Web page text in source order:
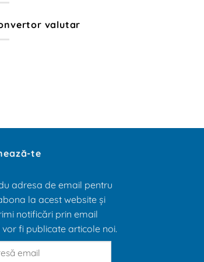
Ghid
valutar
te
adresa de email pentru
la acest website și
notificări prin email
fi publicate articole noi.